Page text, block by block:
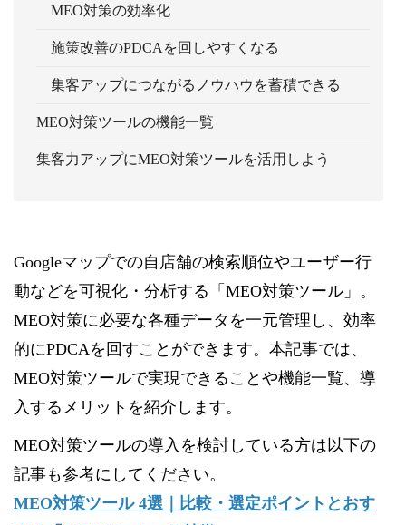
MEO対策の効率化
施策改善のPDCAを回しやすくなる
集客アップにつながるノウハウを蓄積できる
MEO対策ツールの機能一覧
集客力アップにMEO対策ツールを活用しよう
Googleマップでの自店舗の検索順位やユーザー行
動などを可視化・分析する「MEO対策ツール」。
MEO対策に必要な各種データを一元管理し、効率
的にPDCAを回すことができます。本記事では、
MEO対策ツールで実現できることや機能一覧、導
入するメリットを紹介します。
MEO対策ツールの導入を検討している方は以下の
記事も参考にしてください。
MEO対策ツール 4選｜比較・選定ポイントとおす